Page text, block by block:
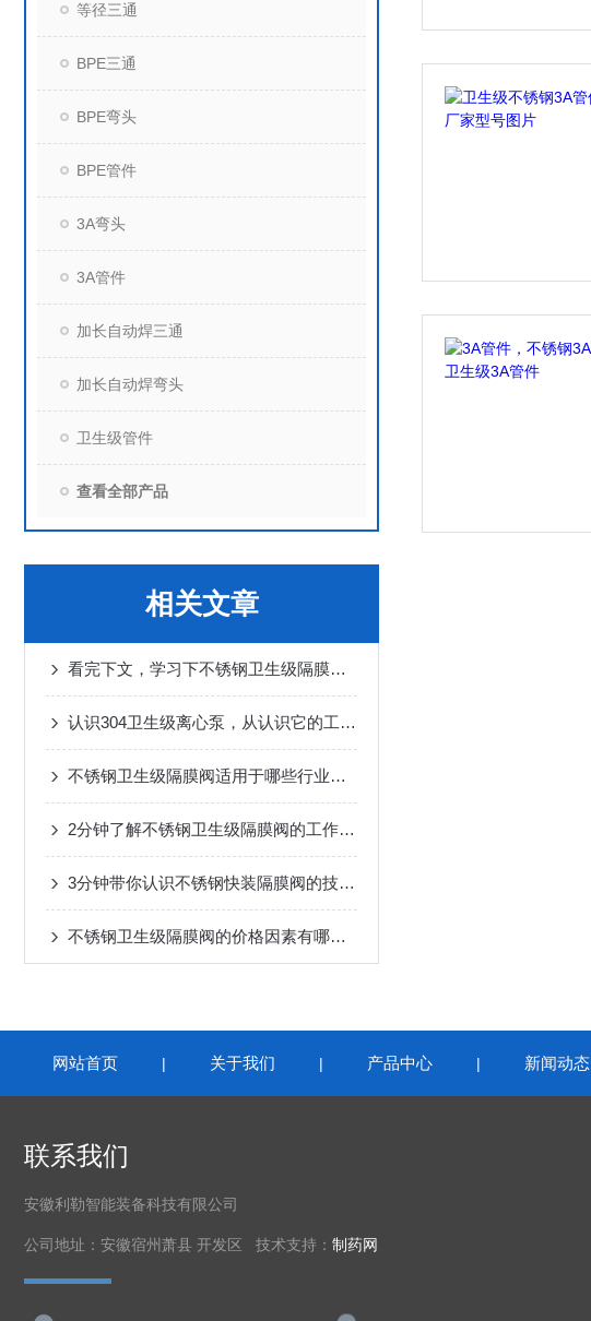
等径三通
BPE三通
BPE弯头
BPE管件
3A弯头
3A管件
加长自动焊三通
加长自动焊弯头
卫生级管件
查看全部产品
相关文章
看完下文，学习下不锈钢卫生级隔膜阀的保养方法
认识304卫生级离心泵，从认识它的工作原理开始
不锈钢卫生级隔膜阀适用于哪些行业或领域？
2分钟了解不锈钢卫生级隔膜阀的工作原理和使用方法
3分钟带你认识不锈钢快装隔膜阀的技术特点
不锈钢卫生级隔膜阀的价格因素有哪些？
网站首页 | 关于我们 | 产品中心 | 新闻动态
联系我们
安徽利勒智能装备科技有限公司
公司地址：安徽宿州萧县 开发区 技术支持： 制药网